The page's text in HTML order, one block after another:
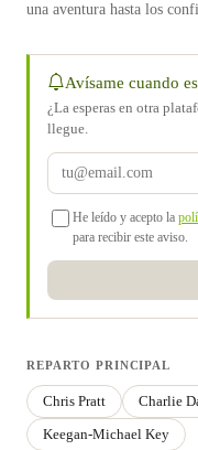
una aventura hasta los
Avísame cuando
¿La esperas en otra
llegue.
He leído y acepto la
para recibir este aviso.
REPARTO PRINCIPAL
Chris Pratt Charlie
Keegan-Michael Key